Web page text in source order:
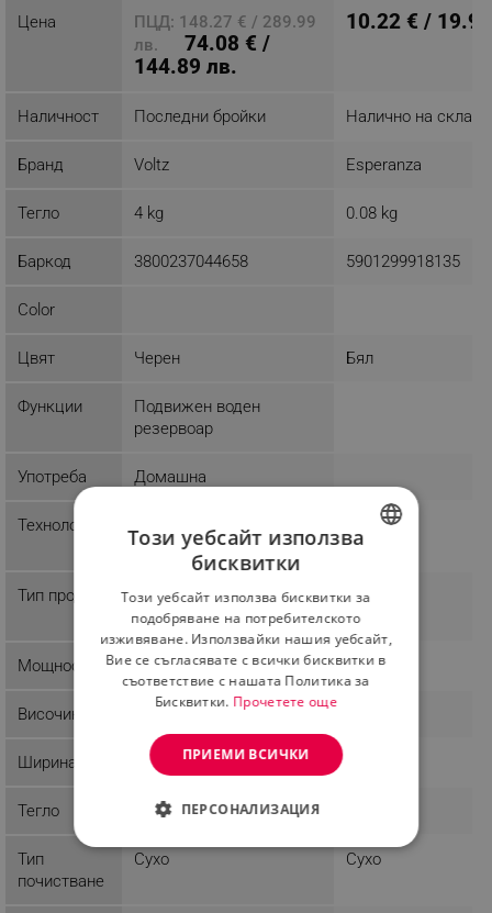
Циклонна система за филтрация
Многостепенна циклонна филтрация ефективно
замърсяване, осигурявайки по-чист въздух и висока
производителност.
Подвижен контейнер за прах и батерия
Подвижният контейнер за прах и батерия
осигуряват лесна смяна и поддръжка, за по-голямо
удобство и дълготрайност на уреда.
продукт
Цена
ПЦД: 148.27 € / 289.99
лв.
74.08 € /
144.89 лв.
10.22 € /
Наличност Последни бройки Налично на склад
Бранд Voltz Esperanza
Тегло 4 kg 0.08 kg
Баркод 3800237044658 5901299918135
Color
Цвят Черен Бял
Функции
Подвижен воден
резервоар
Употреба Домашна
Технологии
Циклонна система на
филтриране
Тип продукт
Вертикална
прахосмукачка
Мощност 150 W
Височина
Ширина
Тегло
Тип
почистване
Сухо Сухо
ROMANIAN
Този уебсайт използва
бисквитки
Този уебсайт използва бисквитки за
подобряване на потребителското
изживяване. Използвайки нашия уебсайт,
Вие се съгласявате с всички бисквитки в
съответствие с нашата Политика за
Бисквитки. Прочетете още
ПРИЕМИ ВСИЧКИ
ПЕРСОНАЛИЗАЦИЯ
СТРОГО НЕОБХОДИМО